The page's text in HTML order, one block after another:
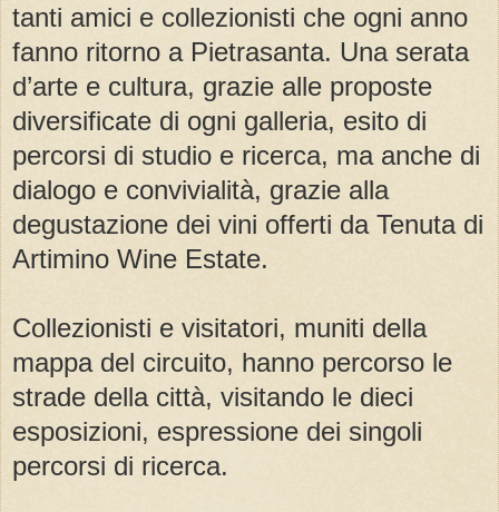
tanti amici e collezionisti che ogni anno
fanno ritorno a Pietrasanta. Una serata
d’arte e cultura, grazie alle proposte
diversificate di ogni galleria, esito di
percorsi di studio e ricerca, ma anche di
dialogo e convivialità, grazie alla
degustazione dei vini offerti da Tenuta di
Artimino Wine Estate.
Collezionisti e visitatori, muniti della
mappa del circuito, hanno percorso le
strade della città, visitando le dieci
esposizioni, espressione dei singoli
percorsi di ricerca.